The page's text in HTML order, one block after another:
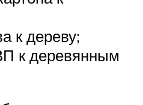
к дереву;
к деревянным